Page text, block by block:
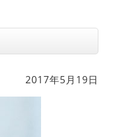
2017年5月19日